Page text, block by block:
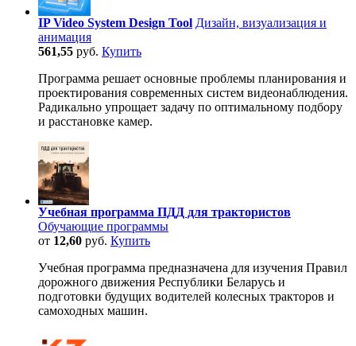
IP Video System Design Tool Дизайн, визуализация и
анимация
561,55 руб. Купить
Программа решает основные проблемы планирования и
проектирования современных систем видеонаблюдения.
Радикально упрощает задачу по оптимальному подбору
и расстановке камер.
Учебная программа ПДД для трактористов
Обучающие программы
от 12,60 руб. Купить
Учебная программа предназначена для изучения Правил
дорожного движения Республики Беларусь и
подготовки будущих водителей колесных тракторов и
самоходных машин.